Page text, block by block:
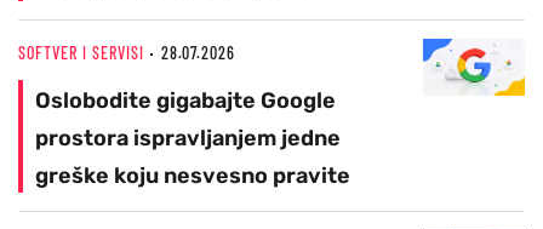
SOFTVER I SERVISI 28.07.2026
Oslobodite gigabajte Google
prostora ispravljanjem jedne
greške koju nesvesno pravite